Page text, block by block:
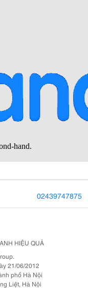
02439747875
HIỆU QUẢ
21/06/2012
phố Hà Nội
Liệt, Hà Nội